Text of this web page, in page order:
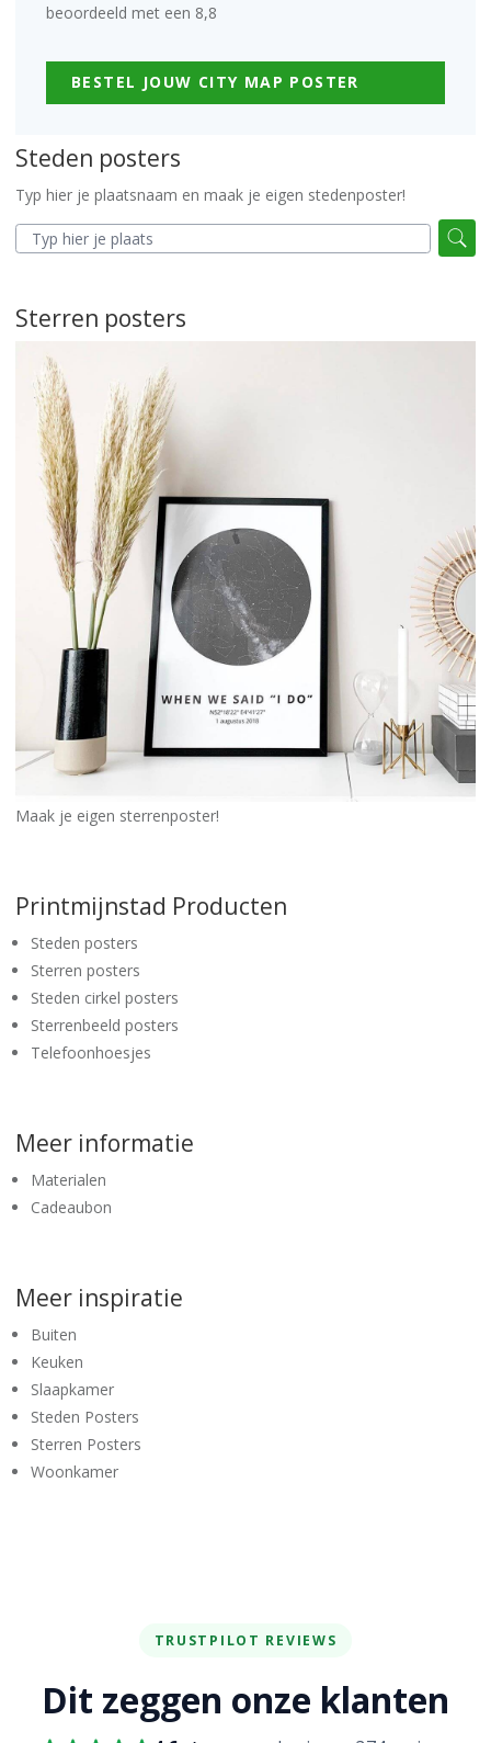
beoordeeld met een 8,8
BESTEL JOUW CITY MAP POSTER
Steden posters
Typ hier je plaatsnaam en maak je eigen stedenposter!
Sterren posters
Maak je eigen sterrenposter!
Printmijnstad Producten
Steden posters
Sterren posters
Steden cirkel posters
Sterrenbeeld posters
Telefoonhoesjes
Meer informatie
Materialen
Cadeaubon
Meer inspiratie
Buiten
Keuken
Slaapkamer
Steden Posters
Sterren Posters
Woonkamer
TRUSTPILOT REVIEWS
Dit zeggen onze klanten